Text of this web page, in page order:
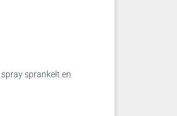
sprankelt en